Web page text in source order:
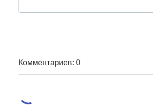
Комментариев: 0